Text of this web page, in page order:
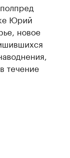
Юрий
новое
течение